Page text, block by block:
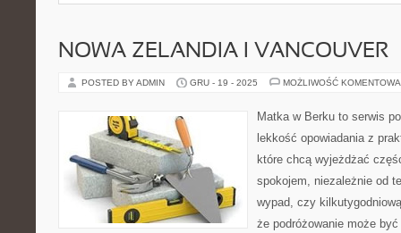
NOWA ZELANDIA I VANCOUVER
POSTED BY ADMIN GRU - 19 - 2025 MOŻLIWOŚĆ
Matka w Berku to serwis
lekkość opowiadania z
które chcą wyjeżdżać
spokojem, niezależnie od
wypad, czy
że podróżowanie może